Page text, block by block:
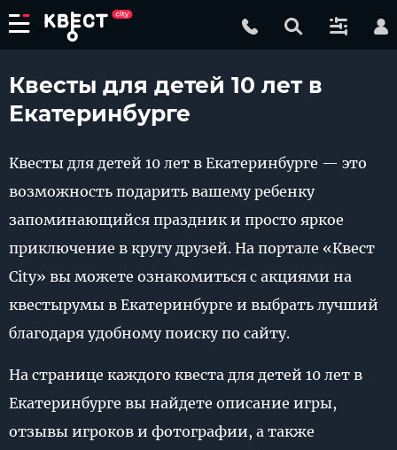
Квесты для детей 10 лет в
Екатеринбурге
Квесты для детей 10 лет в Екатеринбурге — это
возможность подарить вашему ребенку
запоминающийся праздник и просто яркое
приключение в кругу друзей. На портале «Квест
City» вы можете ознакомиться с акциями на
квестырумы в Екатеринбурге и выбрать лучший
благодаря удобному поиску по сайту.
На странице каждого квеста для детей 10 лет в
Екатеринбурге вы найдете описание игры,
отзывы игроков и фотографии, а также